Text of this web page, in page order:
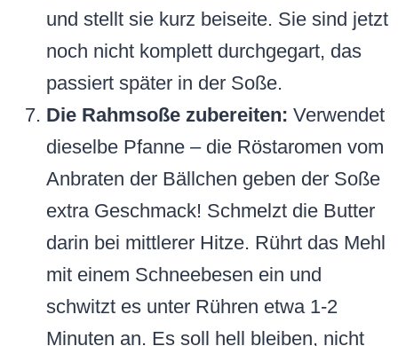
und stellt sie kurz beiseite. Sie sind jetzt
noch nicht komplett durchgegart, das
passiert später in der Soße.
Die Rahmsoße zubereiten: Verwendet
dieselbe Pfanne – die Röstaromen vom
Anbraten der Bällchen geben der Soße
extra Geschmack! Schmelzt die Butter
darin bei mittlerer Hitze. Rührt das Mehl
mit einem Schneebesen ein und
schwitzt es unter Rühren etwa 1-2
Minuten an. Es soll hell bleiben, nicht